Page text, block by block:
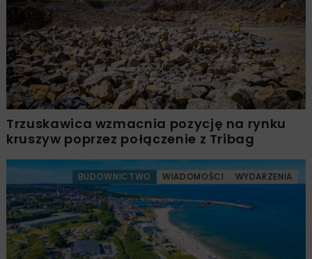
Trzuskawica wzmacnia pozycję na rynku
kruszyw poprzez połączenie z Tribag
BUDOWNICTWO WIADOMOŚCI WYDARZENIA